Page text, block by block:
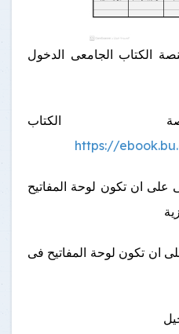
الكتاب الجامعى الدخول
الكتاب
https://
على ان تكون لوحة المفاتيح
ان تكون لوحة المفاتيح فى